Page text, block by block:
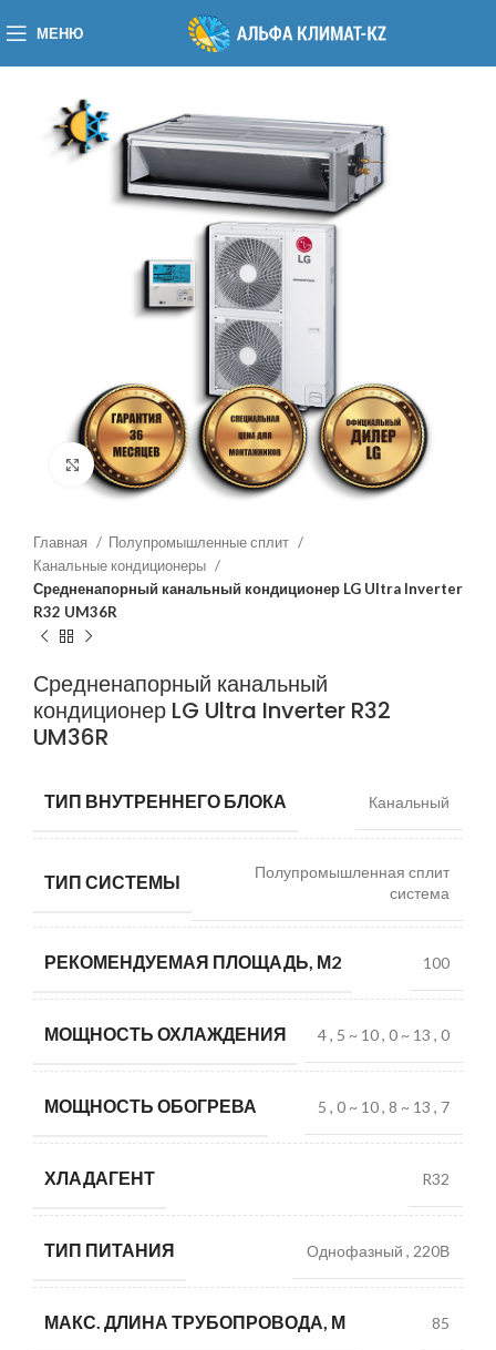
МЕНЮ
Нажмите, чтобы увеличить
Главная
Полупромышленные сплит
Канальные кондиционеры
Средненапорный канальный кондиционер LG Ultra Inverter
R32 UM36R
Средненапорный канальный
кондиционер LG Ultra Inverter R32
UM36R
ТИП ВНУТРЕННЕГО БЛОКА Канальный
ТИП СИСТЕМЫ
Полупромышленная сплит
система
РЕКОМЕНДУЕМАЯ ПЛОЩАДЬ, М2 100
МОЩНОСТЬ ОХЛАЖДЕНИЯ 4, 5 ~ 10, 0 ~ 13 , 0
МОЩНОСТЬ ОБОГРЕВА 5 , 0 ~ 10, 8 ~ 13 , 7
ХЛАДАГЕНТ R32
ТИП ПИТАНИЯ Однофазный , 220В
МАКС. ДЛИНА ТРУБОПРОВОДА, М 85